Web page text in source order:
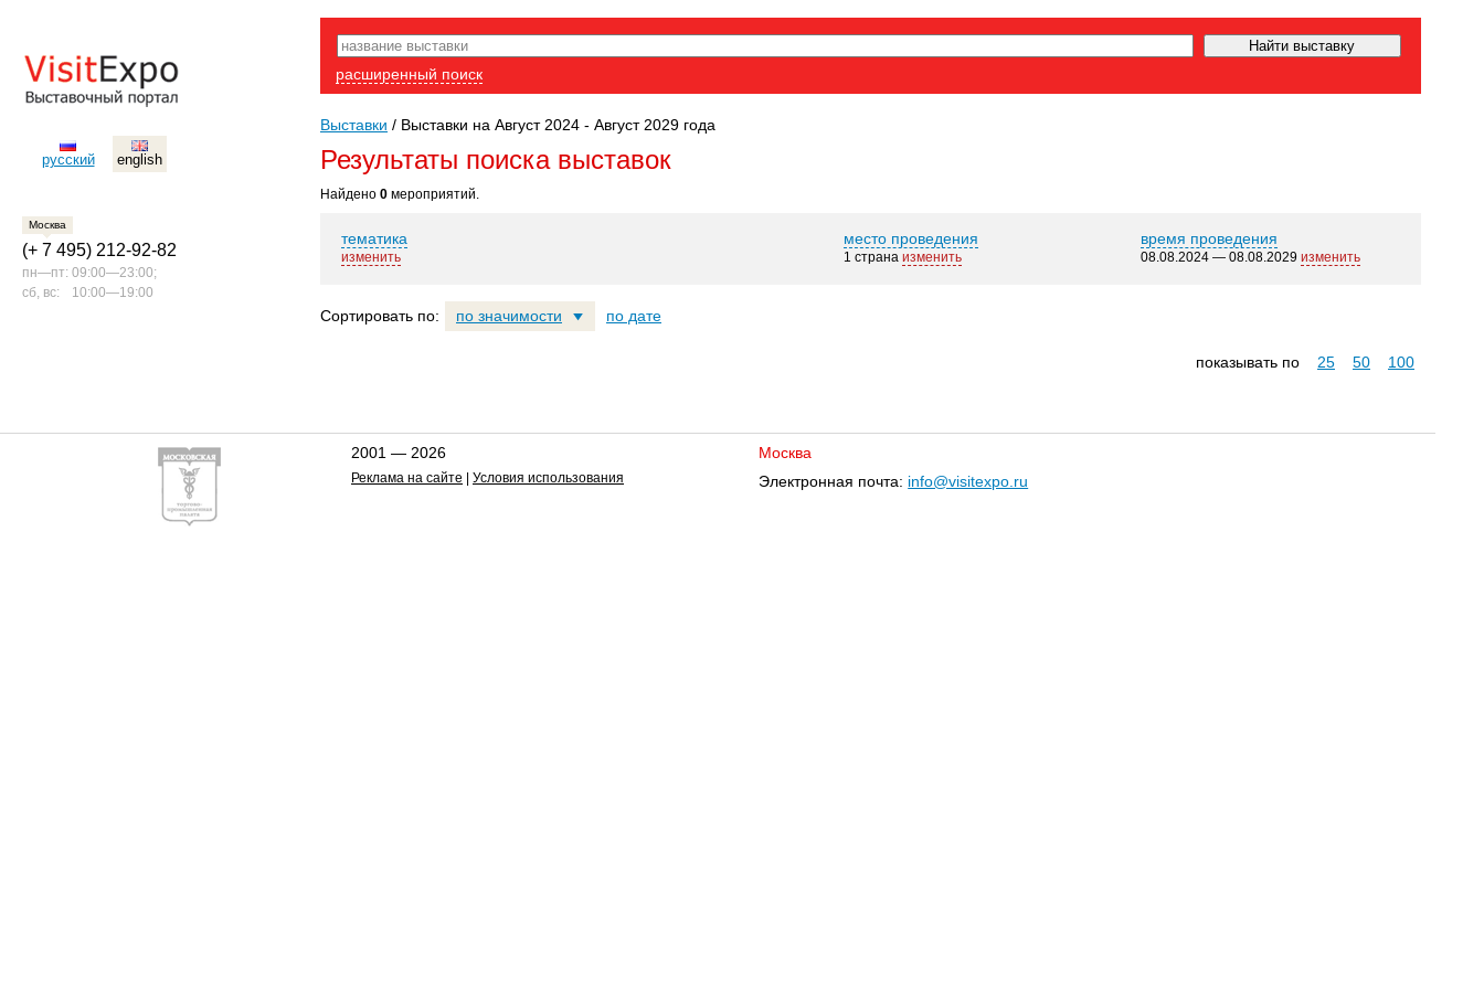
русский english
Москва
(+ 7 495) 212-92-82
пн—пт: 09:00—23:00;
сб, вс:
10:00—19:00
расширенный поиск
Выставки / Выставки на Август 2024 - Август 2029 года
Результаты поиска выставок
Найдено 0 мероприятий.
тематика
изменить
место проведения
1 страна изменить
время проведения
08.08.2024 — 08.08.2029 изменить
Сортировать по: по значимости по дате
показывать по 25 50 100
2001 — 2026
Реклама на сайте Условия использования
Москва
Электронная почта: info@visitexpo.ru